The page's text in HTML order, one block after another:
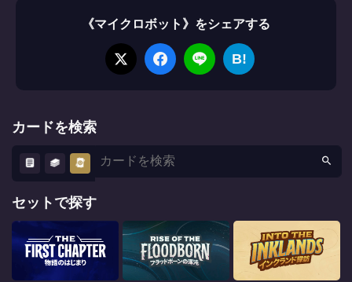
《マイクロボット》をシェアする
B!
カードを検索
セットで探す